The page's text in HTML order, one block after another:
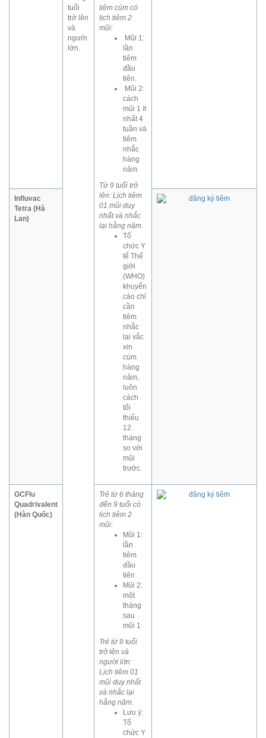
tuổi
trở lên
và
người
lớn.
tiêm cúm có
lịch tiêm 2
mũi:
Mũi 1:
lần
tiêm
đầu
tiên.
Mũi 2:
cách
mũi 1 ít
nhất 4
tuần và
tiêm
nhắc
hàng
năm.
Từ 9 tuổi trở
lên: Lịch tiêm
01 mũi duy
nhất và nhắc
lại hằng năm.
Tổ
chức Y
tế Thế
giới
(WHO)
khuyến
cáo chỉ
cần
tiêm
nhắc
lại vắc
xin
cúm
hàng
năm,
luôn
cách
tối
thiểu
12
tháng
so với
mũi
trước.
Influvac
Tetra (Hà
Lan)
GCFlu
Quadrivalent
(Hàn Quốc)
Trẻ từ 6 tháng
đến 9 tuổi có
lịch tiêm 2
mũi:
Mũi 1:
lần
tiêm
đầu
tiên
Mũi 2:
một
tháng
sau
mũi 1
Trẻ từ 9 tuổi
trở lên và
người lớn:
Lịch tiêm 01
mũi duy nhất
và nhắc lại
hằng năm.
Lưu ý:
Tổ
chức Y